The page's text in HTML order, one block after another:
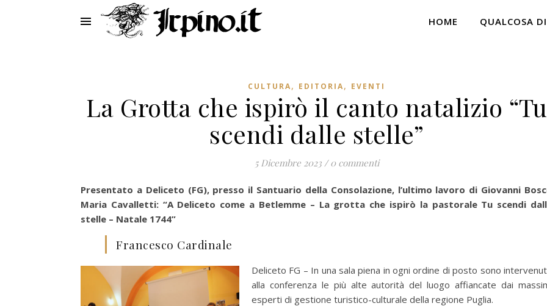
HOME QUALCOSA
CULTURA, EDITORIA, EVENTI
La Grotta che ispirò il canto natalizio “Tu
scendi dalle stelle”
5 Dicembre 2023 / 0 commenti
Presentato a Deliceto (FG), presso il Santuario della Consolazione, l’ultimo lavoro di Giovanni
Maria Cavalletti: “A Deliceto come a Betlemme – La grotta che ispirò la pastorale Tu scendi
stelle – Natale 1744”
Francesco Cardinale
Deliceto FG – In una sala piena in ogni ordine di posto sono
alla conferenza le più alte autorità del luogo affiancate dai
esperti di gestione turistico-culturale della regione Puglia.